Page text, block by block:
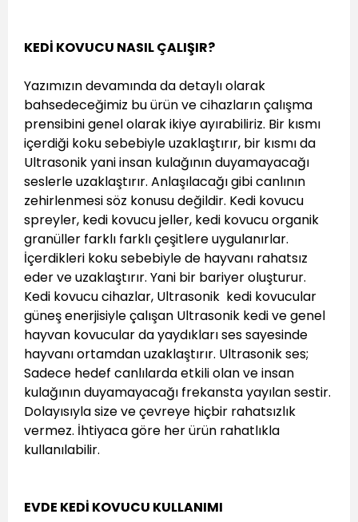
KEDİ KOVUCU NASIL ÇALIŞIR?
Yazımızın devamında da detaylı olarak
bahsedeceğimiz bu ürün ve cihazların çalışma
prensibini genel olarak ikiye ayırabiliriz. Bir kısmı
içerdiği koku sebebiyle uzaklaştırır, bir kısmı da
Ultrasonik yani insan kulağının duyamayacağı
seslerle uzaklaştırır. Anlaşılacağı gibi canlının
zehirlenmesi söz konusu değildir. Kedi kovucu
spreyler, kedi kovucu jeller, kedi kovucu organik
granüller farklı farklı çeşitlere uygulanırlar.
İçerdikleri koku sebebiyle de hayvanı rahatsız
eder ve uzaklaştırır. Yani bir bariyer oluşturur.
Kedi kovucu cihazlar, Ultrasonik kedi kovucular
güneş enerjisiyle çalışan Ultrasonik kedi ve genel
hayvan kovucular da yaydıkları ses sayesinde
hayvanı ortamdan uzaklaştırır. Ultrasonik ses;
Sadece hedef canlılarda etkili olan ve insan
kulağının duyamayacağı frekansta yayılan sestir.
Dolayısıyla size ve çevreye hiçbir rahatsızlık
vermez. İhtiyaca göre her ürün rahatlıkla
kullanılabilir.
EVDE KEDİ KOVUCU KULLANIMI